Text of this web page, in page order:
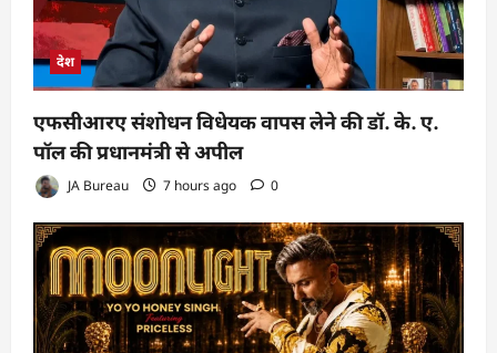
देश
एफसीआरए संशोधन विधेयक वापस लेने की डॉ. के. ए.
पॉल की प्रधानमंत्री से अपील
JA Bureau 7 hours ago 0